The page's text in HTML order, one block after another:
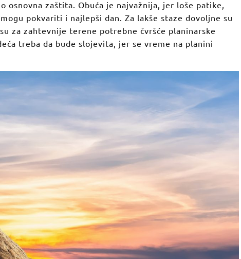
osnovna zaštita. Obuća je najvažnija, jer loše patike,
pokvariti i najlepši dan. Za lakše staze dovoljne su
za zahtevnije terene potrebne čvršće planinarske
treba da bude slojevita, jer se vreme na planini